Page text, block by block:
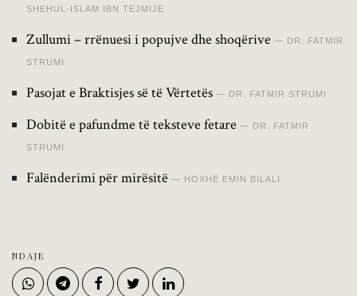
SHEHUL-ISLAM IBN TEJMIJE
Zullumi – rrënuesi i popujve dhe shoqërive DR. FATMIR
STRUMI
Pasojat e Braktisjes së të Vërtetës DR. FATMIR STRUMI
Dobitë e pafundme të teksteve fetare DR. FATMIR
STRUMI
Falënderimi për mirësitë HOXHË EMIN BILALI
NDAJE